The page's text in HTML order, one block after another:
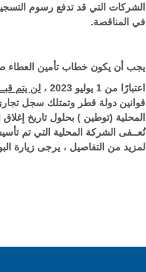
الشركات التي قد تدفع رسوم
في المناقصة.
يجب أن يكون خطاب تأمين
اعتبارًا من 1 يوليو 2023 ،
لن يتم
قوانين دولة قطر وتمتلك سجل تجاري
المحلية (توطين ) بحلول تاريخ
تُعــفى الشركة المحلية التي تم
لمزيد من التفاصيل ، يرجى زيارة